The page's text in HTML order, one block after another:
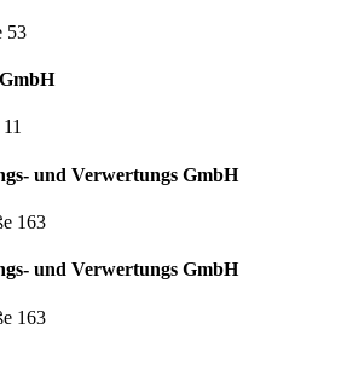
53
und Verwertungs GmbH
163
und Verwertungs GmbH
163